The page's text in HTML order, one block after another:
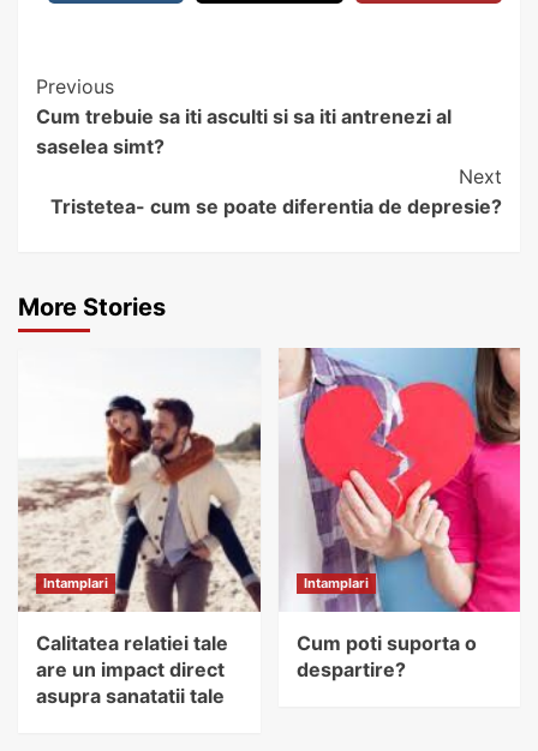
Continue
Reading
Previous
Cum trebuie sa iti asculti si sa iti antrenezi al
saselea simt?
Next
Tristetea- cum se poate diferentia de depresie?
More Stories
Intamplari
Calitatea relatiei tale
are un impact direct
asupra sanatatii tale
Intamplari
Cum poti suporta o
despartire?